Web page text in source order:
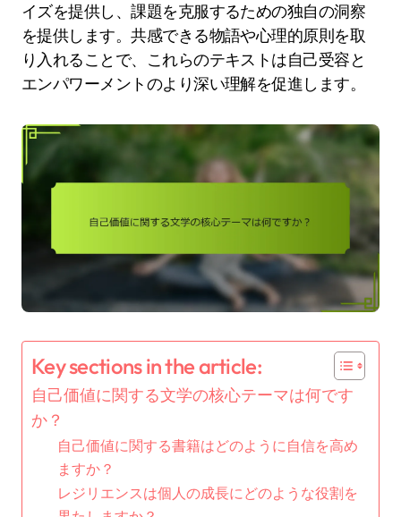
イズを提供し、課題を克服するための独自の洞察
を提供します。共感できる物語や心理的原則を取
り入れることで、これらのテキストは自己受容と
エンパワーメントのより深い理解を促進します。
Key sections in the article:
自己価値に関する文学の核心テーマは何です
か？
自己価値に関する書籍はどのように自信を高め
ますか？
レジリエンスは個人の成長にどのような役割を